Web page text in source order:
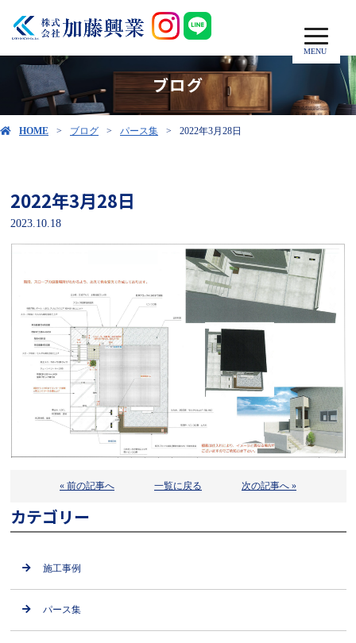
MENU
ブログ
HOME ブログ パース集 2022年3月28日
2022年3月28日
2023.10.18
« 前の記事へ 一覧に戻る 次の記事へ »
カテゴリー
施工事例
パース集